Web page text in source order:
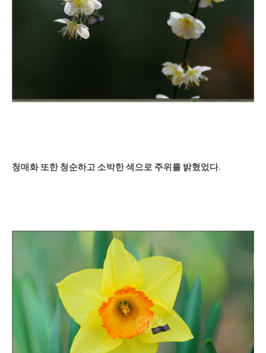
청매화 또한 청순하고 소박한 색으로 주위를 밝혔었다.